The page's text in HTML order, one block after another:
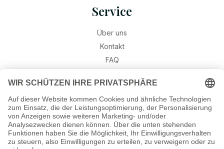
Service
Über uns
Kontakt
FAQ
Widerruf
Ratgeber
Geburtssteine
Gravur – Schriften & Hinweise